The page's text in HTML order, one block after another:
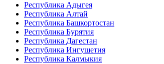
Республика Адыгея
Республика Алтай
Республика Башкортостан
Республика Бурятия
Республика Дагестан
Республика Ингушетия
Республика Калмыкия